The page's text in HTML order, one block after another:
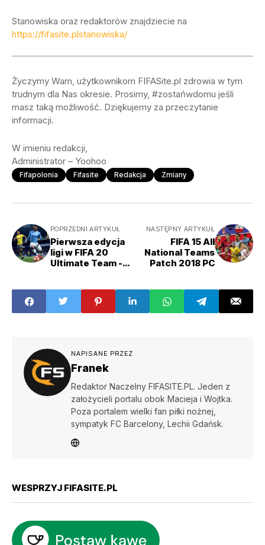
Stanowiska oraz redaktorów znajdziecie na
https://fifasite.plstanowiska/
Życzymy Wam, użytkownikom FIFASite.pl zdrowia w tym
trudnym dla Nas okresie. Prosimy, #zostańwdomu jeśli
masz taką możliwość. Dziękujemy za przeczytanie
informacji.
W imieniu redakcji,
Administrator – Yoohoo
Fifapolonia Fifasite Redakcja Zmiany
POPRZEDNI ARTYKUŁ
Pierwsza edycja
ligi w FIFA 20
Ultimate Team -
NASTĘPNY ARTYKUŁ
FIFA 15 All
National Teams
Patch 2018 PC
NAPISANE PRZEZ
Franek
Redaktor Naczelny FIFASITE.PL. Jeden z
założycieli portalu obok Macieja i Wojtka.
Poza portalem wielki fan piłki nożnej,
sympatyk FC Barcelony, Lechii Gdańsk.
WESPRZYJ FIFASITE.PL